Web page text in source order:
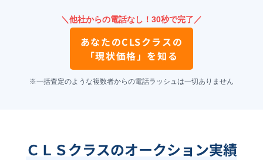
＼他社からの電話なし！30秒で完了／
あなたのCLSクラスの
「現状価格」を知る
※一括査定のような複数者からの電話ラッシュは一切ありません
ＣＬＳクラスのオークション実績